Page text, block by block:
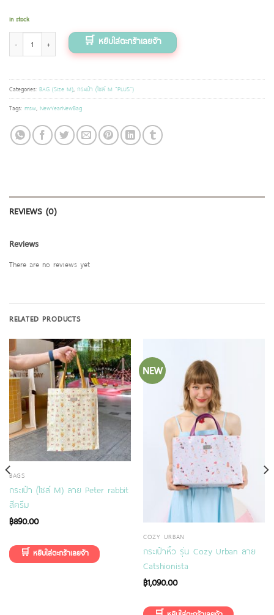
In stock
กระเป๋า (ไซส์ M) ลาย Wiggly heart dot สายสีดำ quantity
Categories: BAG (Size M), กระเป๋า (ไซส์ M "PLUS")
Tags: msw, NewYearNewBag
REVIEWS (0)
Reviews
There are no reviews yet
RELATED PRODUCTS
BAGS
กระเป๋า (ไซส์ M) ลาย Peter rabbit
สีครีม
฿890.00
NEW
COZY URBAN
กระเป๋าหิ้ว รุ่น Cozy Urban ลาย
Catshionista
฿1,090.00